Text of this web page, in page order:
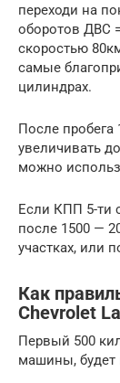
переходи на
оборотов ДВС
скоростью
самые
цилиндрах.
После
увеличивать
можно
Если КПП 5-ти
после 1500 —
участках, или
Как
Chevrolet
Первый 500
машины, будет